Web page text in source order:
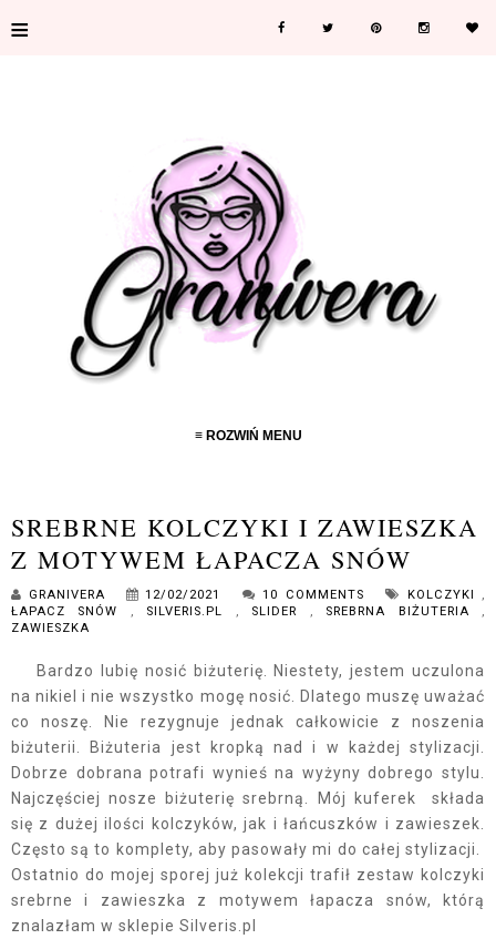
≡
≡ ROZWIŃ MENU
SREBRNE KOLCZYKI I ZAWIESZKA
Z MOTYWEM ŁAPACZA SNÓW
GRANIVERA 12/02/2021 10 COMMENTS KOLCZYKI ,
ŁAPACZ SNÓW , SILVERIS.PL , SLIDER , SREBRNA BIŻUTERIA ,
ZAWIESZKA
Bardzo lubię nosić biżuterię. Niestety, jestem uczulona
na nikiel i nie wszystko mogę nosić. Dlatego muszę uważać
co noszę. Nie rezygnuje jednak całkowicie z noszenia
biżuterii. Biżuteria jest kropką nad i w każdej stylizacji.
Dobrze dobrana potrafi wynieś na wyżyny dobrego stylu.
Najczęściej nosze biżuterię srebrną. Mój kuferek składa
się z dużej ilości kolczyków, jak i łańcuszków i zawieszek.
Często są to komplety, aby pasowały mi do całej stylizacji.
Ostatnio do mojej sporej już kolekcji trafił zestaw kolczyki
srebrne i zawieszka z motywem łapacza snów, którą
znalazłam w sklepie Silveris.pl